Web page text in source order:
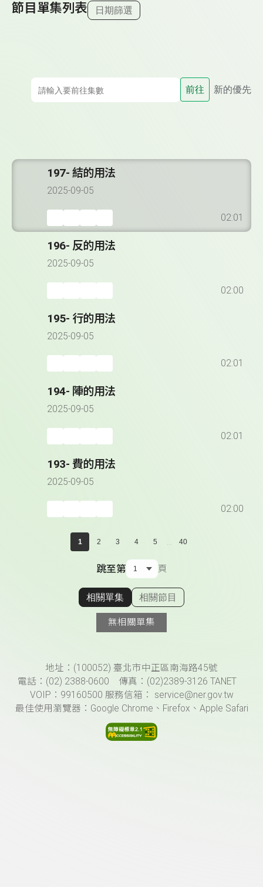
節目單集列表 日期篩選
前往 新的優先
197- 結的用法
2025-09-05
02:01
196- 反的用法
2025-09-05
02:00
195- 行的用法
2025-09-05
02:01
194- 陣的用法
2025-09-05
02:01
193- 費的用法
2025-09-05
02:00
1 2 3 4 5 ... 40
跳至第 頁
顯示相關單集
相關單集 相關節目
無相關單集
頁尾資訊地址：(100052) 臺北市中正區南海路45號
電話：(02) 2388-0600 傳真：(02)2389-3126 TANET
VOIP：99160500 服務信箱： service@ner.gov.tw
最佳使用瀏覽器：Google Chrome、Firefox、Apple Safari